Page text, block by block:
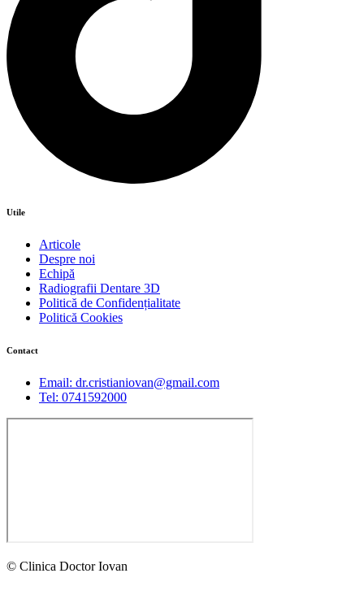
Utile
Articole
Despre noi
Echipă
Radiografii Dentare 3D
Politică de Confidențialitate
Politică Cookies
Contact
Email: dr.cristianiovan@gmail.com
Tel: 0741592000
© Clinica Doctor Iovan